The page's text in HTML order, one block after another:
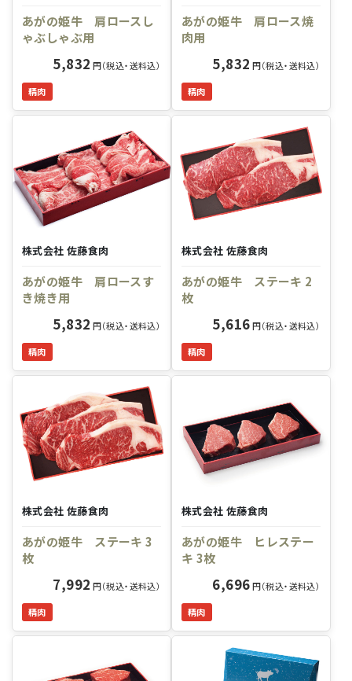
あがの姫牛 肩ロースし
ゃぶしゃぶ用
5,832 円（税込・送料込）
精肉
あがの姫牛 肩ロース焼
肉用
5,832 円（税込・送料込）
精肉
株式会社 佐藤食肉
あがの姫牛 肩ロースす
き焼き用
5,832 円（税込・送料込）
精肉
株式会社 佐藤食肉
あがの姫牛 ステーキ 2
枚
5,616円（税込・送料込）
精肉
株式会社 佐藤食肉
あがの姫牛 ステーキ 3
枚
7,992 円（税込・送料込）
精肉
株式会社 佐藤食肉
あがの姫牛 ヒレステー
キ 3枚
6,696円（税込・送料込）
精肉